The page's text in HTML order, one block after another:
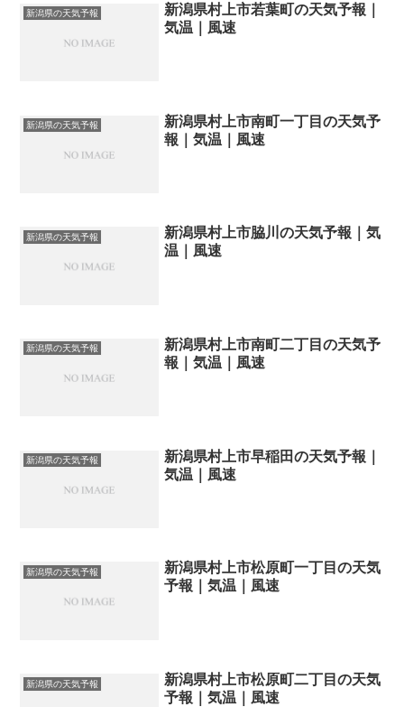
新潟県の天気予報
新潟県村上市若葉町の天気予報｜
気温｜風速
新潟県の天気予報
新潟県村上市南町一丁目の天気予
報｜気温｜風速
新潟県の天気予報
新潟県村上市脇川の天気予報｜気
温｜風速
新潟県の天気予報
新潟県村上市南町二丁目の天気予
報｜気温｜風速
新潟県の天気予報
新潟県村上市早稲田の天気予報｜
気温｜風速
新潟県の天気予報
新潟県村上市松原町一丁目の天気
予報｜気温｜風速
新潟県の天気予報
新潟県村上市松原町二丁目の天気
予報｜気温｜風速